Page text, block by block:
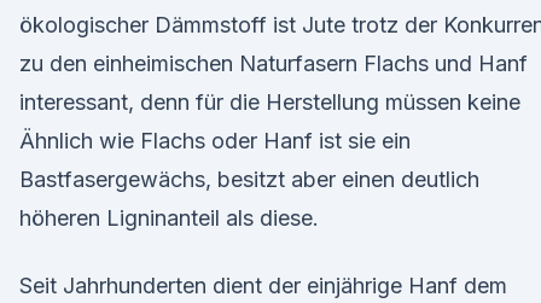
ökologischer Dämmstoff ist Jute trotz der
zu den einheimischen Naturfasern Flachs und Hanf
interessant, denn für die Herstellung müssen keine
Ähnlich wie Flachs oder Hanf ist sie ein
Bastfasergewächs, besitzt aber einen deutlich
höheren Ligninanteil als diese.
Seit Jahrhunderten dient der einjährige Hanf dem